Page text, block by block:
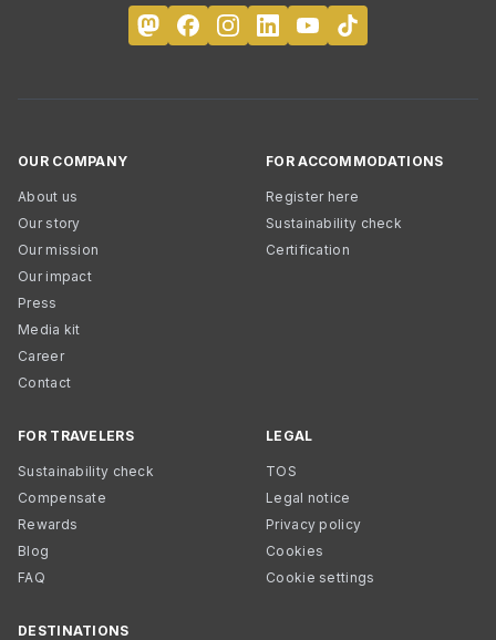
OUR COMPANY
About us
Our story
Our mission
Our impact
Press
Media kit
Career
Contact
FOR ACCOMMODATIONS
Register here
Sustainability check
Certification
FOR TRAVELERS
Sustainability check
Compensate
Rewards
Blog
FAQ
LEGAL
TOS
Legal notice
Privacy policy
Cookies
Cookie settings
DESTINATIONS